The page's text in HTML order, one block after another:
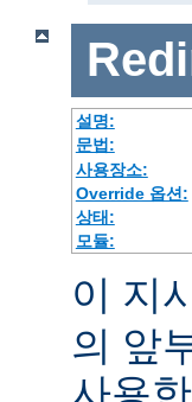
설명:
문법:
사용장소:
Override 옵션:
상태:
모듈:
이 지
의 앞
사용